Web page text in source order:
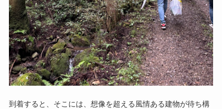
到着すると、そこには、想像を超える風情ある建物が待ち構